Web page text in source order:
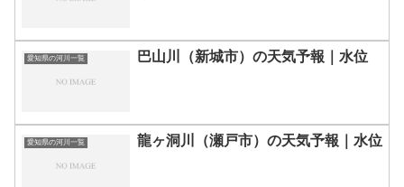
愛知県の河川一覧 巴山川（新城市）の天気予報｜水位
愛知県の河川一覧 龍ヶ洞川（瀬戸市）の天気予報｜水位